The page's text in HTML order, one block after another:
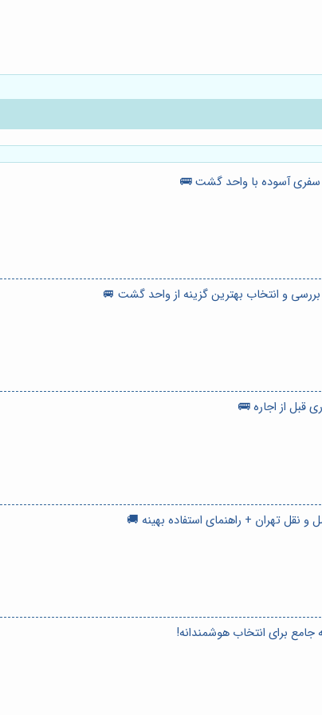
سفری آسوده با واحد گشت 🚌
و انتخاب بهترین گزینه از واحد گشت 🚐
از اجاره 🚌
تهران + راهنمای استفاده بهینه 🚚
برای انتخاب هوشمندانه!